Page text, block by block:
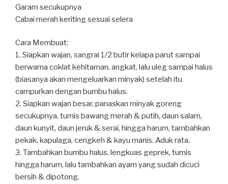
Garam secukupnya
Cabai merah keriting sesuai selera
Cara Membuat:
1. Siapkan wajan, sangrai 1/2 butir kelapa parut sampai
berwarna coklat kehitaman, angkat, lalu uleg sampai halus
(biasanya akan mengeluarkan minyak) setelah itu
campurkan dengan bumbu halus.
2. Siapkan wajan besar, panaskan minyak goreng
secukupnya, tumis bawang merah & putih, daun salam,
daun kunyit, daun jeruk & serai, hingga harum, tambahkan
pekak, kapulaga, cengkeh & kayu manis. Aduk rata.
3. Tambahkan bumbu halus, lengkuas geprek, tumis
hingga harum, lalu tambahkan ayam yang sudah dicuci
bersih & dipotong.